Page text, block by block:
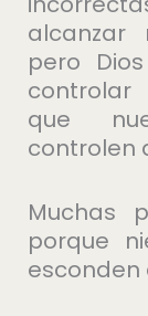
alcanzar
pero
controlar
que
controlen
Muchas
porque
esconden